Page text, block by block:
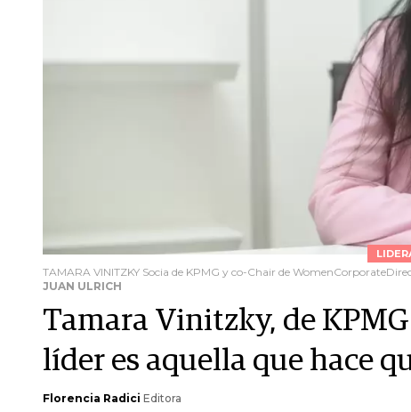
TAMARA VINITZKY Socia de KPMG y co-Chair de
JUAN ULRICH
Tamara Vinitzky, de
líder es aquella que hace
Florencia Radici Editora